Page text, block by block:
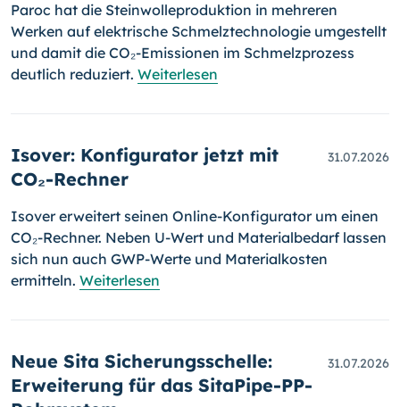
Paroc hat die Steinwolleproduktion in mehreren
Werken auf elektrische Schmelztechnologie umgestellt
und damit die CO₂-Emissionen im Schmelzprozess
deutlich reduziert. Weiterlesen
Isover: Konfigurator jetzt mit
CO₂-Rechner
31.07.2026
Isover erweitert seinen Online-Konfigurator um einen
CO₂-Rechner. Neben U-Wert und Materialbedarf lassen
sich nun auch GWP-Werte und Materialkosten
ermitteln. Weiterlesen
Neue Sita Sicherungsschelle:
Erweiterung für das SitaPipe-PP-
31.07.2026